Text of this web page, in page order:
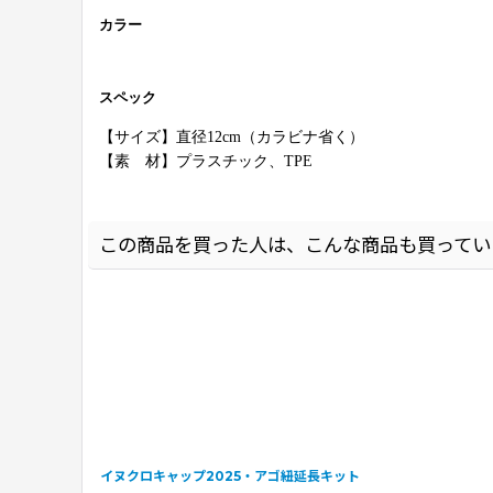
カラー
スペック
【サイズ】直径12cm（カラビナ省く）
【素 材】プラスチック、TPE
この商品を買った人は、こんな商品も買って
イヌクロキャップ2025・アゴ紐延長キット